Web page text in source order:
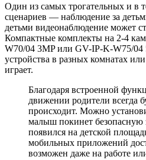
Один из самых трогательных и в
сценариев — наблюдение за
детьми видеонаблюдение может
Компактные комплекты на 2-4
W70/04 3MP или GV-IP-K-W75/04
устройства в разных комнатах
играет.
Благодаря встроенной
движении родители всегда
происходит. Можно
малыш покинет безопасную
появился на детской
мобильных приложений
возможен даже на работе